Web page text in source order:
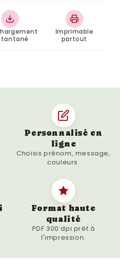
à partir de la
du lieu de naissance
avec :
de naissance
, citation ou
(facultatif)
des étoiles,
et planètes visibles ce
pour :
maman
Imprimable
partout
Personnalisé en
ligne
Choisis prénom, message,
couleurs.
Format haute
qualité
PDF 300 dpi prêt à
l'impression.